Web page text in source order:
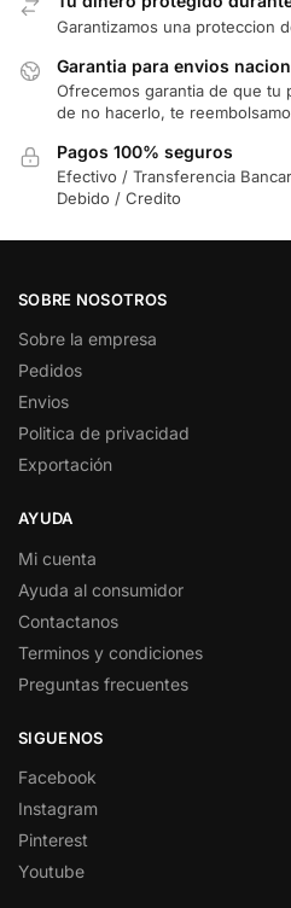
Garantizamos una proteccion
Garantia para envios
Ofrecemos garantia de que tu
de no hacerlo, te
Pagos 100% seguros
Efectivo / Transferencia
Debido / Credito
SOBRE NOSOTROS
Sobre la empresa
Pedidos
Envios
Politica de privacidad
Exportación
AYUDA
Mi cuenta
Ayuda al consumidor
Contactanos
Terminos y condiciones
Preguntas frecuentes
SIGUENOS
Facebook
Instagram
Pinterest
Youtube